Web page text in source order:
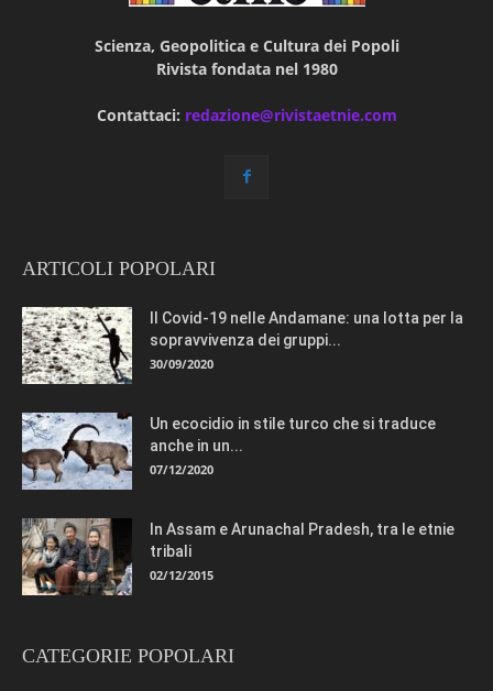
Scienza, Geopolitica e Cultura dei Popoli
Rivista fondata nel 1980
Contattaci: redazione@rivistaetnie.com
ARTICOLI POPOLARI
Il Covid-19 nelle Andamane: una lotta per la
sopravvivenza dei gruppi...
30/09/2020
Un ecocidio in stile turco che si traduce
anche in un...
07/12/2020
In Assam e Arunachal Pradesh, tra le etnie
tribali
02/12/2015
CATEGORIE POPOLARI